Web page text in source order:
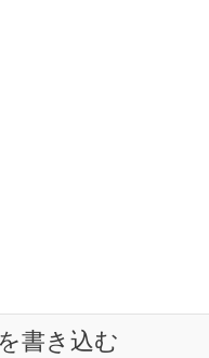
書き込む